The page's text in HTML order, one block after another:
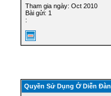
tuhoangtua3
Tham gia ngày: Oct 2010
Bài gửi: 1
:
Quyền Sử Dụng Ở Diễn Ðàn